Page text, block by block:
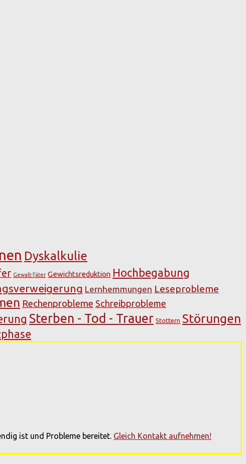
Dyskalkulie
Gewalt-Täter Gewichtsreduktion Hochbegabung
Lernhemmungen Leseprobleme
Rechenprobleme Schreibprobleme
Sterben - Tod - Trauer Stottern Störungen
ist und Probleme bereitet. Gleich Kontakt aufnehmen!